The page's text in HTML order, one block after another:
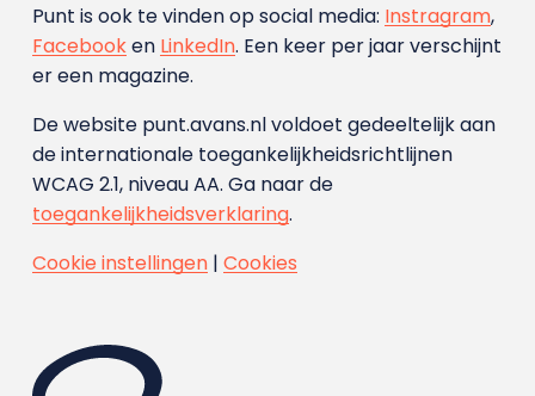
Punt is ook te vinden op social media: Instragram,
Facebooken LinkedIn. Een keer per jaar verschijnt
er een magazine.
De website punt.avans.nl voldoet gedeeltelijk aan
de internationale toegankelijkheidsrichtlijnen
WCAG 2.1, niveau AA. Ga naar de
toegankelijkheidsverklaring.
Cookie instellingen| Cookies